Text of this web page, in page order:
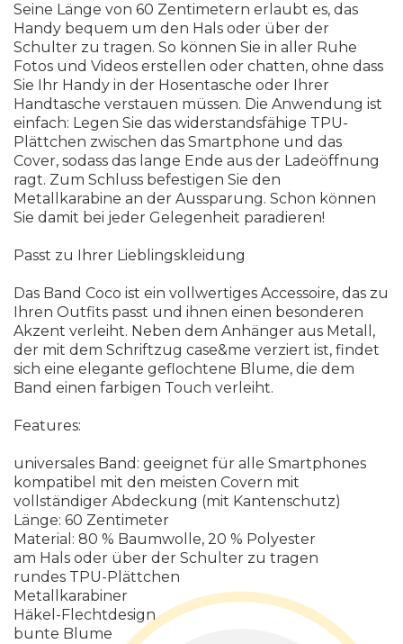
Seine Länge von 60 Zentimetern erlaubt es, das
Handy bequem um den Hals oder über der
Schulter zu tragen. So können Sie in aller Ruhe
Fotos und Videos erstellen oder chatten, ohne dass
Sie Ihr Handy in der Hosentasche oder Ihrer
Handtasche verstauen müssen. Die Anwendung ist
einfach: Legen Sie das widerstandsfähige TPU-
Plättchen zwischen das Smartphone und das
Cover, sodass das lange Ende aus der Ladeöffnung
ragt. Zum Schluss befestigen Sie den
Metallkarabine an der Aussparung. Schon können
Sie damit bei jeder Gelegenheit paradieren!
Passt zu Ihrer Lieblingskleidung
Das Band Coco ist ein vollwertiges Accessoire, das zu
Ihren Outfits passt und ihnen einen besonderen
Akzent verleiht. Neben dem Anhänger aus Metall,
der mit dem Schriftzug case&me verziert ist, findet
sich eine elegante geflochtene Blume, die dem
Band einen farbigen Touch verleiht.
Features:
universales Band: geeignet für alle Smartphones
kompatibel mit den meisten Covern mit
vollständiger Abdeckung (mit Kantenschutz)
Länge: 60 Zentimeter
Material: 80 % Baumwolle, 20 % Polyester
am Hals oder über der Schulter zu tragen
rundes TPU-Plättchen
Metallkarabiner
Häkel-Flechtdesign
bunte Blume